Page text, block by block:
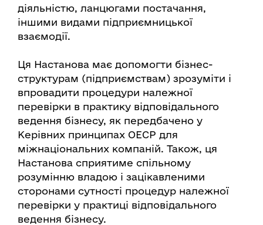
діяльністю, ланцюгами постачання,
іншими видами підприємницької
взаємодії.
Ця Настанова має допомогти бізнес-
структурам (підприємствам) зрозуміти і
впровадити процедури належної
перевірки в практику відповідального
ведення бізнесу, як передбачено у
Керівних принципах ОЕСР для
міжнаціональних компаній. Також, ця
Настанова сприятиме спільному
розумінню владою і зацікавленими
сторонами сутності процедур належної
перевірки у практиці відповідального
ведення бізнесу.